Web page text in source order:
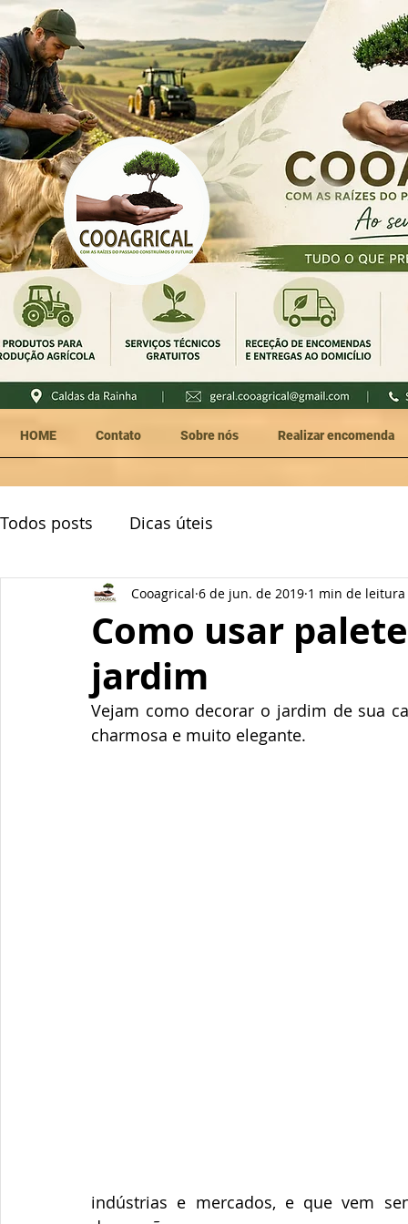
HOME Contato Sobre nós Realizar encomenda
Todos posts Dicas úteis
Como usar
jardim
Cooagrical 6 de jun. de 2019 1 min de leitura
Vejam como decorar o jardim de sua
charmosa e muito elegante.
indústrias e mercados, e que vem